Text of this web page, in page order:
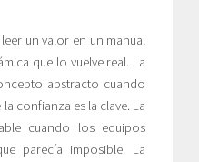
un valor en un manual
que lo vuelve real. La
abstracto cuando
confianza es la clave. La
cuando los equipos
parecía imposible. La